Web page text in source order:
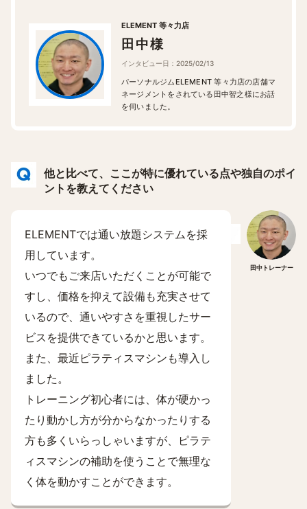
ELEMENT 等々力店
田中様
インタビュー日：2025/02/13
パーソナルジムELEMENT 等々力店の店舗マ
ネージメントをされている田中智之様にお話
を伺いました。
他と比べて、ここが特に優れている点や独自のポイ
ントを教えてください
田中トレーナー
ELEMENTでは通い放題システムを採
用しています。
いつでもご来店いただくことが可能で
すし、価格を抑えて設備も充実させて
いるので、通いやすさを重視したサー
ビスを提供できているかと思います。
また、最近ピラティスマシンも導入し
ました。
トレーニング初心者には、体が硬かっ
たり動かし方が分からなかったりする
方も多くいらっしゃいますが、ピラテ
ィスマシンの補助を使うことで無理な
く体を動かすことができます。